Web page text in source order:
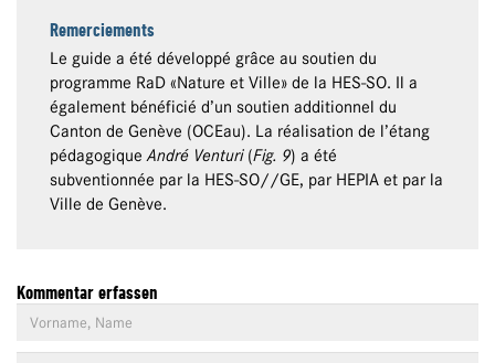
Remerciements
Le guide a été développé grâce au soutien du
programme RaD «Nature et Ville» de la HES-SO. Il a
également bénéficié d’un soutien additionnel du
Canton de Genève (OCEau). La réalisation de l’étang
pédagogiqueAndré Venturi(Fig. 9) a été
subventionnée par la HES-SO//GE, par HEPIA et par la
Ville de Genève.
Kommentar erfassen